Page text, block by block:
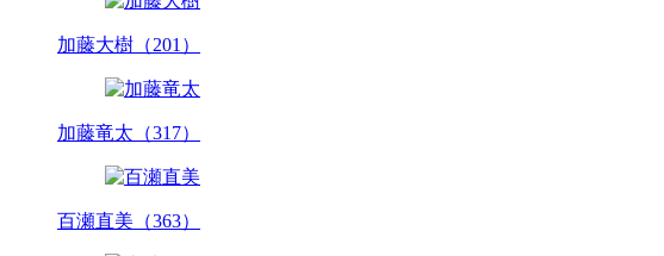
加藤大樹（201）
加藤竜太（317）
百瀬直美（363）